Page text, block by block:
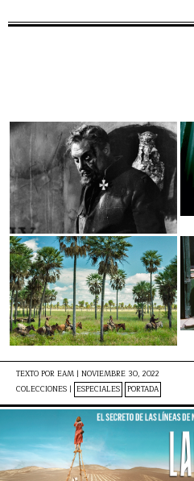
TEXTO POR EAM | NOVIEMBRE 30, 2022
COLECCIONES | ESPECIALES PORTADA